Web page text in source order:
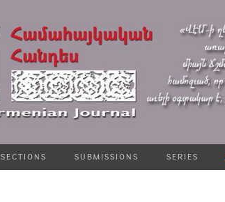
SECTIONS SUBMISSIONS SERIES